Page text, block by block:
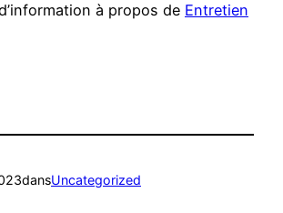
à propos de Entretien
dansUncategorized